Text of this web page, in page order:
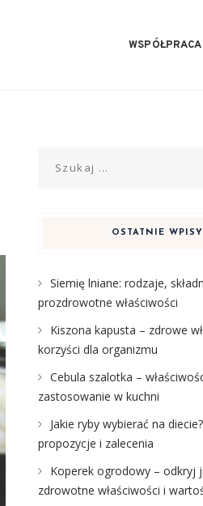
OSTATNIE WPISY
Siemię lniane: rodzaje,
prozdrowotne właściwości
Kiszona kapusta – zdrowe
korzyści dla organizmu
Cebula szalotka –
zastosowanie w kuchni
Jakie ryby wybierać na
propozycje i zalecenia
Koperek ogrodowy – odkryj
zdrowotne właściwości i